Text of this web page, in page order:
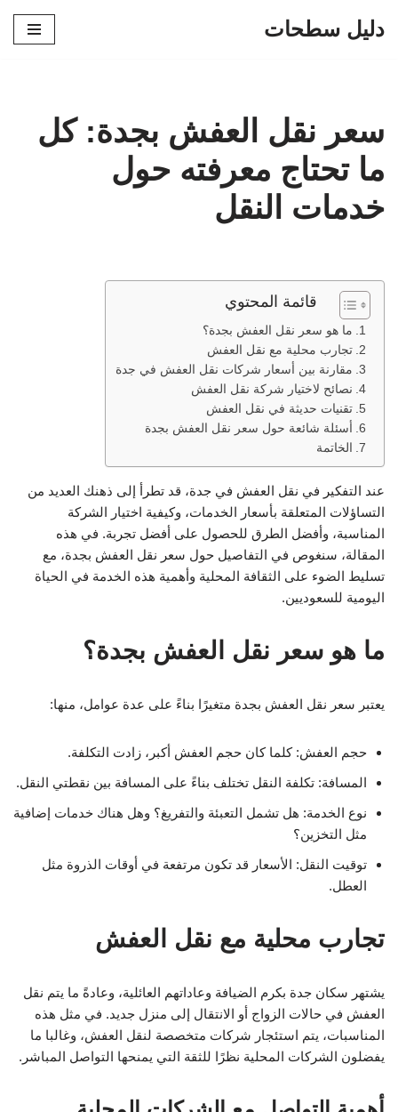
دليل سطحات
سعر نقل العفش بجدة: كل
ما تحتاج معرفته حول
خدمات النقل
قائمة المحتوي
ما هو سعر نقل العفش بجدة؟
تجارب محلية مع نقل العفش
مقارنة بين أسعار شركات نقل العفش في جدة
نصائح لاختيار شركة نقل العفش
تقنيات حديثة في نقل العفش
أسئلة شائعة حول سعر نقل العفش بجدة
الخاتمة
عند التفكير في نقل العفش في جدة، قد تطرأ إلى ذهنك العديد من
التساؤلات المتعلقة بأسعار الخدمات، وكيفية اختيار الشركة
المناسبة، وأفضل الطرق للحصول على أفضل تجربة. في هذه
المقالة، سنغوص في التفاصيل حول سعر نقل العفش بجدة، مع
تسليط الضوء على الثقافة المحلية وأهمية هذه الخدمة في الحياة
اليومية للسعوديين.
ما هو سعر نقل العفش بجدة؟
يعتبر سعر نقل العفش بجدة متغيرًا بناءً على عدة عوامل، منها:
حجم العفش: كلما كان حجم العفش أكبر، زادت التكلفة.
المسافة: تكلفة النقل تختلف بناءً على المسافة بين نقطتي النقل.
نوع الخدمة: هل تشمل التعبئة والتفريغ؟ وهل هناك خدمات إضافية
مثل التخزين؟
توقيت النقل: الأسعار قد تكون مرتفعة في أوقات الذروة مثل
العطل.
تجارب محلية مع نقل العفش
يشتهر سكان جدة بكرم الضيافة وعاداتهم العائلية، وعادةً ما يتم نقل
العفش في حالات الزواج أو الانتقال إلى منزل جديد. في مثل هذه
المناسبات، يتم استئجار شركات متخصصة لنقل العفش، وغالبا ما
يفضلون الشركات المحلية نظرًا للثقة التي يمنحها التواصل المباشر.